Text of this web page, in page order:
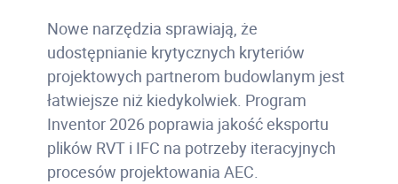
Nowe narzędzia sprawiają, że
udostępnianie krytycznych kryteriów
projektowych partnerom budowlanym jest
łatwiejsze niż kiedykolwiek. Program
Inventor 2026 poprawia jakość eksportu
plików RVT i IFC na potrzeby iteracyjnych
procesów projektowania AEC.